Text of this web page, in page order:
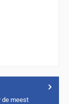
de meest